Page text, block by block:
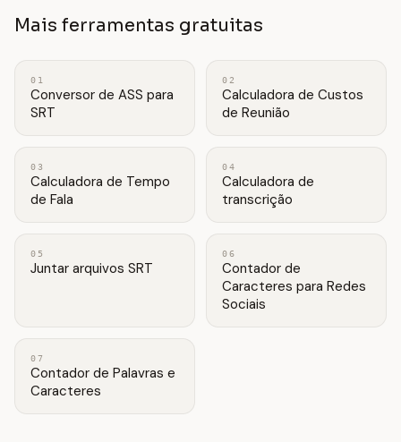
Mais ferramentas gratuitas
01
Conversor de ASS para
SRT
02
Calculadora de Custos
de Reunião
03
Calculadora de Tempo
de Fala
04
Calculadora de
transcrição
05
Juntar arquivos SRT
06
Contador de
Caracteres para Redes
Sociais
07
Contador de Palavras e
Caracteres